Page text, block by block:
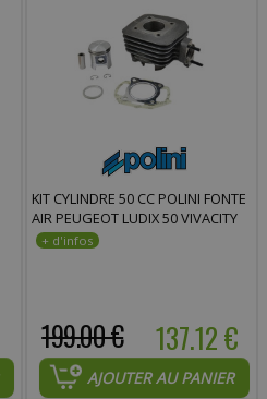
KIT CYLINDRE 50 CC POLINI FONTE
AIR PEUGEOT LUDIX 50 VIVACITY
137.12 €
199.00 €
AJOUTER AU PANIER